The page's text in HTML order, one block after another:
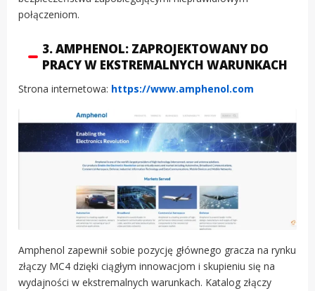
połączeniom.
3. AMPHENOL: ZAPROJEKTOWANY DO
PRACY W EKSTREMALNYCH WARUNKACH
Strona internetowa: https://www.amphenol.com
Amphenol zapewnił sobie pozycję głównego gracza na rynku
złączy MC4 dzięki ciągłym innowacjom i skupieniu się na
wydajności w ekstremalnych warunkach. Katalog złączy